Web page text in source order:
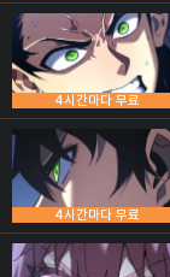
4시간마다 무료
4시간마다 무료